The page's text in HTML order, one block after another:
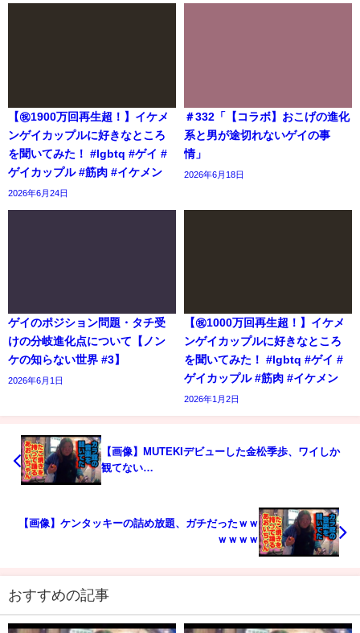
【㊗️1900万回再生超！】イケメ
ンゲイカップルに好きなところ
を聞いてみた！ #lgbtq #ゲイ #
ゲイカップル #筋肉 #イケメン
2026年6月24日
＃332「【コラボ】おこげの進化
系と男が途切れないゲイの事
情」
2026年6月18日
ゲイのポジション問題・タチ受
けの分岐進化点について【ノン
ケの知らない世界 #3】
2026年6月1日
【㊗️1000万回再生超！】イケメ
ンゲイカップルに好きなところ
を聞いてみた！ #lgbtq #ゲイ #
ゲイカップル #筋肉 #イケメン
2026年1月2日
【画像】MUTEKIデビューした金松季歩、ワイしか
観てない…
【画像】ケンタッキーの詰め放題、ガチだったｗｗ
ｗｗｗｗ
おすすめの記事